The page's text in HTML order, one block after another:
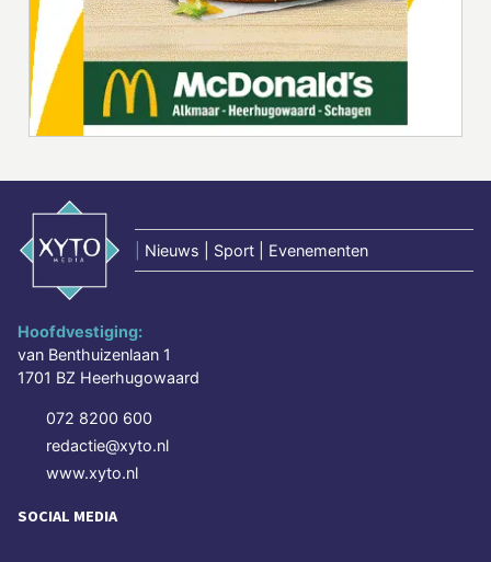
Nieuws | Sport | Evenementen
Hoofdvestiging:
van Benthuizenlaan 1
1701 BZ Heerhugowaard
072 8200 600
redactie@xyto.nl
www.xyto.nl
SOCIAL MEDIA